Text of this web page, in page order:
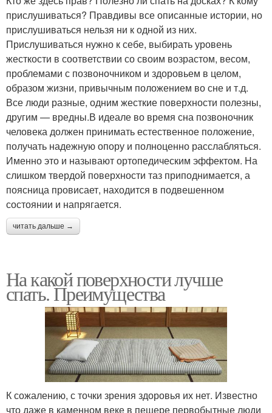
прислушиваться? Правдивы все описанные истории, но
прислушиваться нельзя ни к одной из них.
Прислушиваться нужно к себе, выбирать уровень
жесткости в соответствии со своим возрастом, весом,
проблемами с позвоночником и здоровьем в целом,
образом жизни, привычным положением во сне и т.д.
Все люди разные, одним жесткие поверхности полезны,
другим — вредны.В идеале во время сна позвоночник
человека должен принимать естественное положение,
получать надежную опору и полноценно расслабляться.
Именно это и называют ортопедическим эффектом. На
слишком твердой поверхности таз приподнимается, а
поясница провисает, находится в подвешенном
состоянии и напрягается.
читать дальше →
На какой поверхности лучше
спать. Преимущества
К сожалению, с точки зрения здоровья их нет. Известно
что даже в каменном веке в пещере первобытные люди